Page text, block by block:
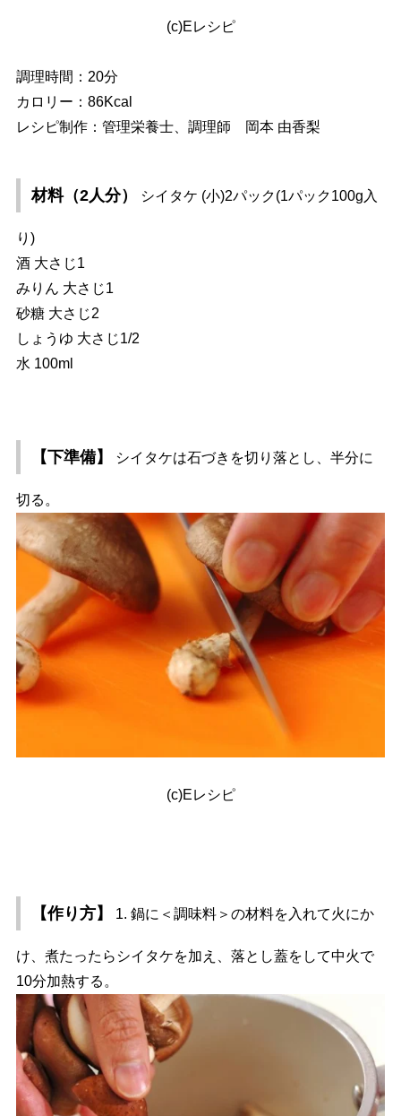
(c)Eレシピ
調理時間：20分
カロリー：86Kcal
レシピ制作：管理栄養士、調理師 岡本 由香梨
材料（2人分） シイタケ (小)2パック(1パック100g入
り)
酒 大さじ1
みりん 大さじ1
砂糖 大さじ2
しょうゆ 大さじ1/2
水 100ml
【下準備】 シイタケは石づきを切り落とし、半分に
切る。
(c)Eレシピ
【作り方】 1. 鍋に＜調味料＞の材料を入れて火にか
け、煮たったらシイタケを加え、落とし蓋をして中火で
10分加熱する。